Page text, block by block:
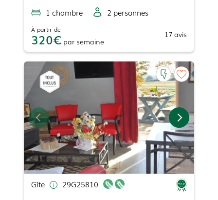
1 chambre 2 personnes
À partir de
320 par semaine
17 avis
Gîte
29G25810